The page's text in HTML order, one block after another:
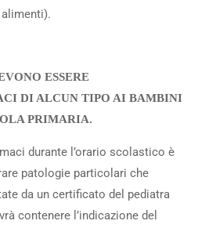
ESSERE
DI ALCUN TIPO AI BAMBINI
PRIMARIA.
durante l’orario scolastico è
patologie particolari che
da un certificato del pediatra
contenere l’indicazione del